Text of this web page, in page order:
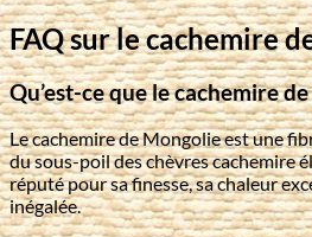
FAQ sur le cachemire
Qu’est-ce que le cachemire
Le cachemire de Mongolie est une
du sous-poil des chèvres cachemire
réputé pour sa finesse, sa chaleur
inégalée.